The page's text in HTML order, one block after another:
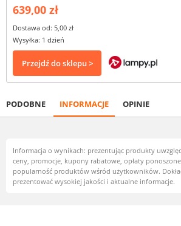
639,00 zł
Dostawa od: 5,00 zł
Wysyłka: 1 dzień
Przejdź do sklepu >
PODOBNE INFORMACJE OPINIE
Informacja o wynikach: prezentując produkty
ceny, promocje, kupony rabatowe, opłaty
popularność produktów wśród użytkowników.
prezentować wysokiej jakości i aktualne informacje.